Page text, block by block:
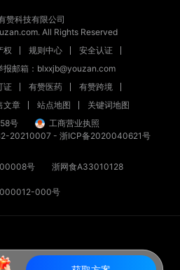
赞科技有限公司
All Rights Reserved
权 规则中心
安全认证
报邮箱：blxxjb@youzan.com
证 有赞医药
有赞跨境
文章 站点地图
关键词地图
号
工商营业执照
20210007 - 浙ICP备2020040621号
00008号
浙网食A33010128
000012-000号